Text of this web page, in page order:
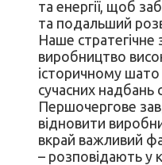
та енергії, щоб
та подальший
Наше стратегічне
виробництво
історичному шато
сучасних надбань
Першочергове
відновити
вкрай важливий
– розповідають у